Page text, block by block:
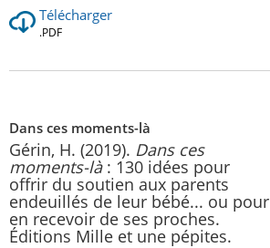
Télécharger
.PDF
Dans ces moments-là
Gérin, H. (2019). Dans ces
moments-là: 130 idées pour
offrir du soutien aux parents
endeuillés de leur bébé... ou pour
en recevoir de ses proches.
Éditions Mille et une pépites.